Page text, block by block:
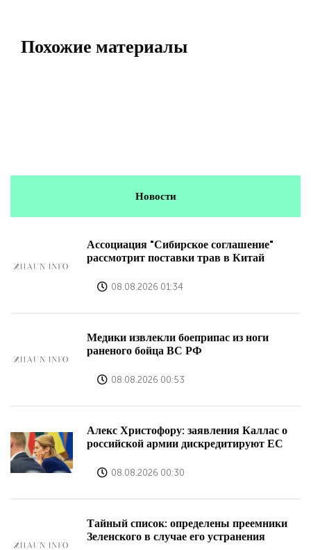
Похожие материалы
Новости
Ассоциация "Сибирское соглашение"
рассмотрит поставки трав в Китай
08.08.2026 01:34
Медики извлекли боеприпас из ноги
раненого бойца ВС РФ
08.08.2026 00:53
Алекс Христофору: заявления Каллас о
российской армии дискредитируют ЕС
08.08.2026 00:30
Тайный список: определены преемники
Зеленского в случае его устранения